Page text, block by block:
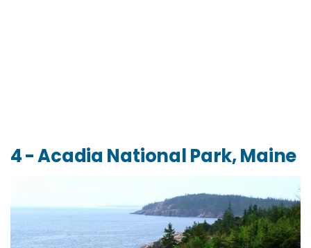
4 - Acadia National Park, Maine